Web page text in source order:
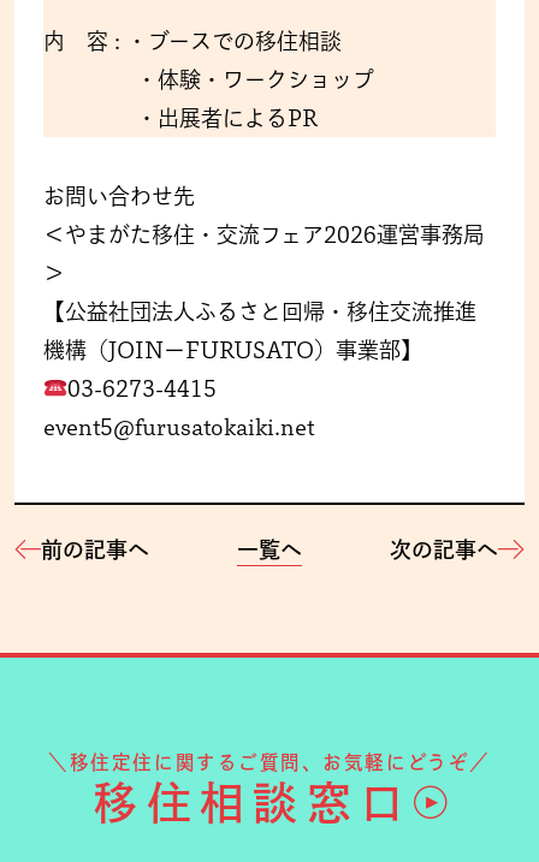
内 容 : ・ブースでの移住相談
・体験・ワークショップ
・出展者によるPR
お問い合わせ先
＜やまがた移住・交流フェア2026運営事務局
＞
【公益社団法人ふるさと回帰・移住交流推進
機構（JOINーFURUSATO）事業部】
03-6273-4415
event5@furusatokaiki.net
前の記事へ 一覧へ 次の記事へ
＼移住定住に関するご質問、お気軽にどうぞ／
移住相談窓口